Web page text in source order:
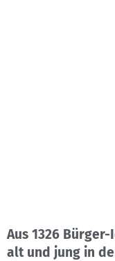
Aus 1326
alt und jung in